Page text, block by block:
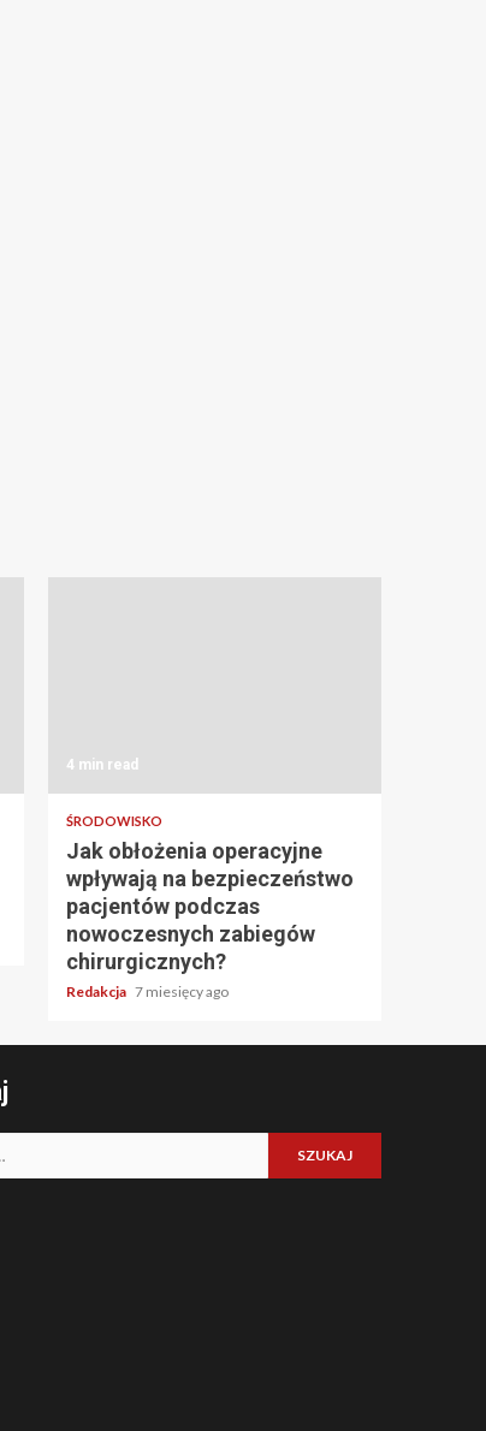
4 min read
ŚRODOWISKO
Jak obłożenia operacyjne
wpływają na bezpieczeństwo
pacjentów podczas
nowoczesnych zabiegów
chirurgicznych?
Redakcja 7 miesięcy ago